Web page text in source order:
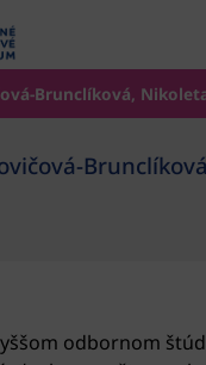
Brunclíková,
Brunclíková
odbornom